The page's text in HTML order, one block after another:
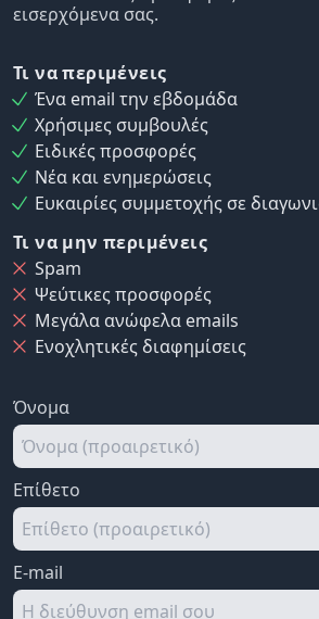
εισερχόμενα σας.
Τι να περιμένεις
Ένα email την εβδομάδα
Χρήσιμες συμβουλές
Ειδικές προσφορές
Νέα και ενημερώσεις
Ευκαιρίες συμμετοχής σε
Τι να μην περιμένεις
Spam
Ψεύτικες προσφορές
Μεγάλα ανώφελα emails
Ενοχλητικές διαφημίσεις
Όνομα
Επίθετο
E-mail